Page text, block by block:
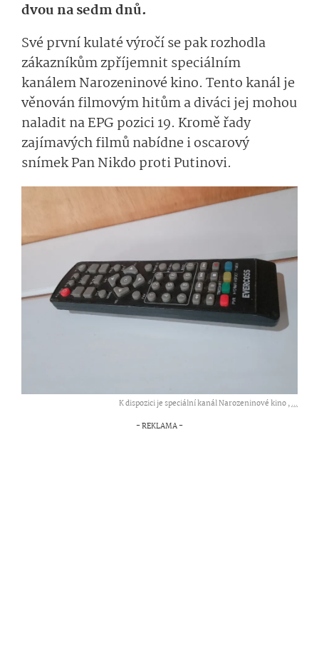
dvou na sedm dnů.
Své první kulaté výročí se pak rozhodla
zákazníkům zpříjemnit speciálním
kanálem Narozeninové kino. Tento kanál je
věnován filmovým hitům a diváci jej mohou
naladit na EPG pozici 19. Kromě řady
zajímavých filmů nabídne i oscarový
snímek Pan Nikdo proti Putinovi.
K dispozici je speciální kanál Narozeninové kino ,...